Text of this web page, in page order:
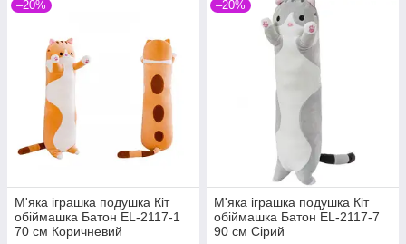
–20%
М'яка іграшка подушка Кіт
обіймашка Батон EL-2117-1
70 см Коричневий
–20%
М'яка іграшка подушка Кіт
обіймашка Батон EL-2117-7
90 см Сірий